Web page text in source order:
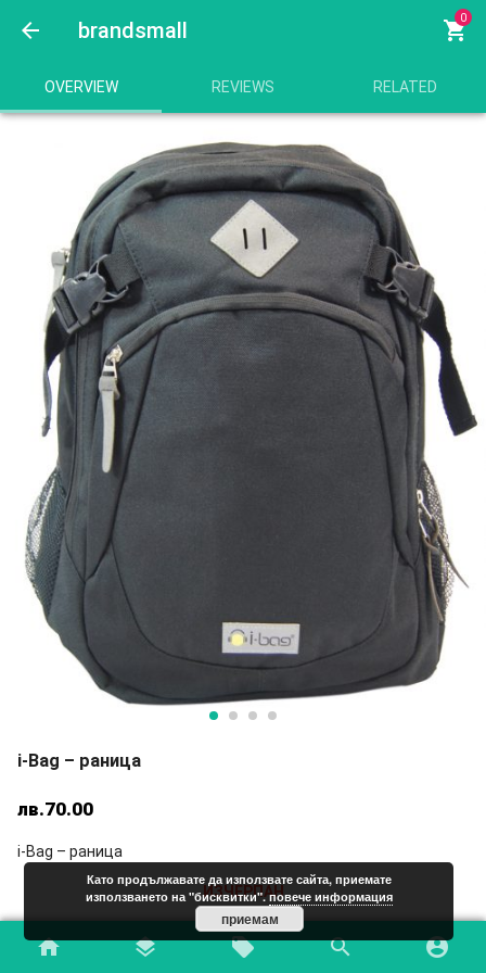
arrow_back brandsmall 0
shopping_cart
OVERVIEW REVIEWS RELATED
home layers local_offer search account_circle
i-Bag – раница
лв.70.00
i-Bag – раница
ИЗЧЕРПАН
Add to Wishlist
Като продължавате да използвате сайта, приемате
използването на "бисквитки".повече информация
приемам